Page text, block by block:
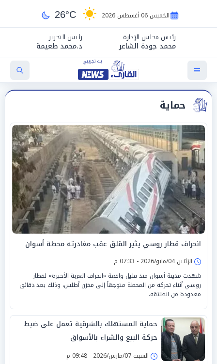
الخميس 06 أغسطس 2026 26°C
رئيس مجلس الإدارة
محمد جودة الشاعر
رئيس التحرير
د.محمد طعيمة
حماية
انحراف قطار روسي يثير القلق عقب مغادرته محطة أسوان
الإثنين 04/مايو/2026 - 07:33 م
شهدت مدينة أسوان منذ قليل واقعة «انحراف العربة الأخيرة» لقطار
روسي أثناء تحركه من المحطة متوجهاً إلى مخزن أطلس، وذلك بعد دقائق
معدودة من انطلاقه.
حماية المستهلك بالشرقية تعمل على ضبط
حركة البيع والشراء بالأسواق
السبت 07/مارس/2026 - 09:48 م